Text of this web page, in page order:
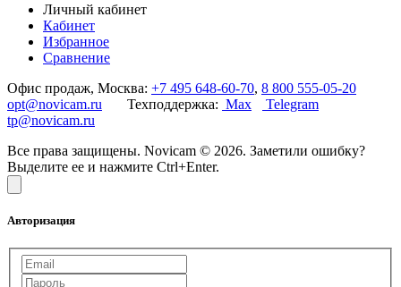
Личный кабинет
Кабинет
Избранное
Сравнение
Офис продаж, Москва: +7 495 648-60-70, 8 800 555-05-20
opt@novicam.ru Техподдержка: Max
Telegram
tp@novicam.ru
Все права защищены. Novicam © 2026. Заметили ошибку?
Выделите ее и нажмите Ctrl+Enter.
Авторизация